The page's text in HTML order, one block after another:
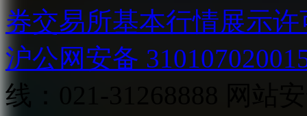
券交易所基本行情展示许
沪公网安备
线：021-31268888